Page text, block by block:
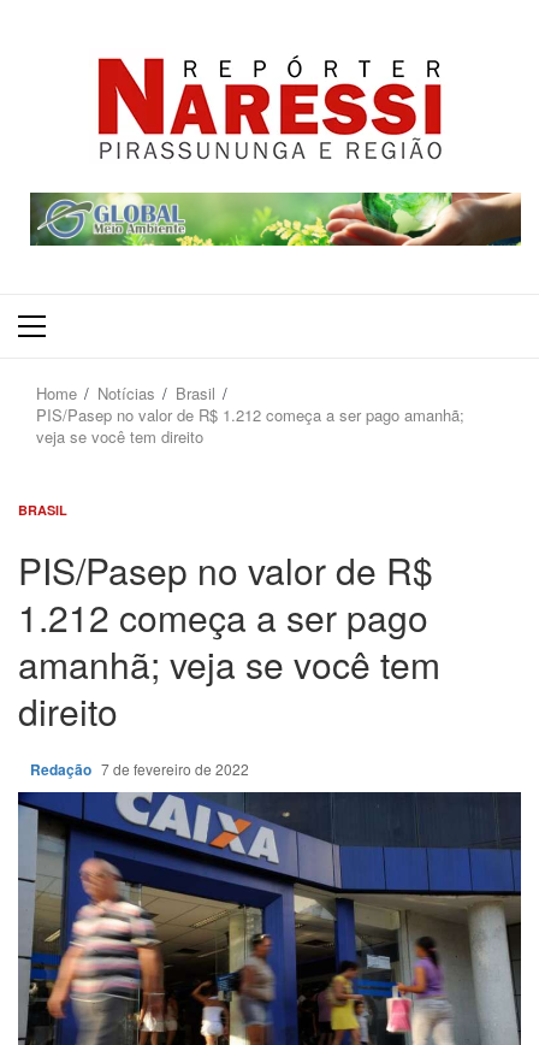
Primary
Home Notícias
Brasil
PIS/Pasep no valor de R$ 1.212 começa a ser pago amanhã;
veja se você tem direito
BRASIL
PIS/Pasep no valor de R$
1.212 começa a ser pago
amanhã; veja se você tem
direito
Redação 7 de fevereiro de 2022